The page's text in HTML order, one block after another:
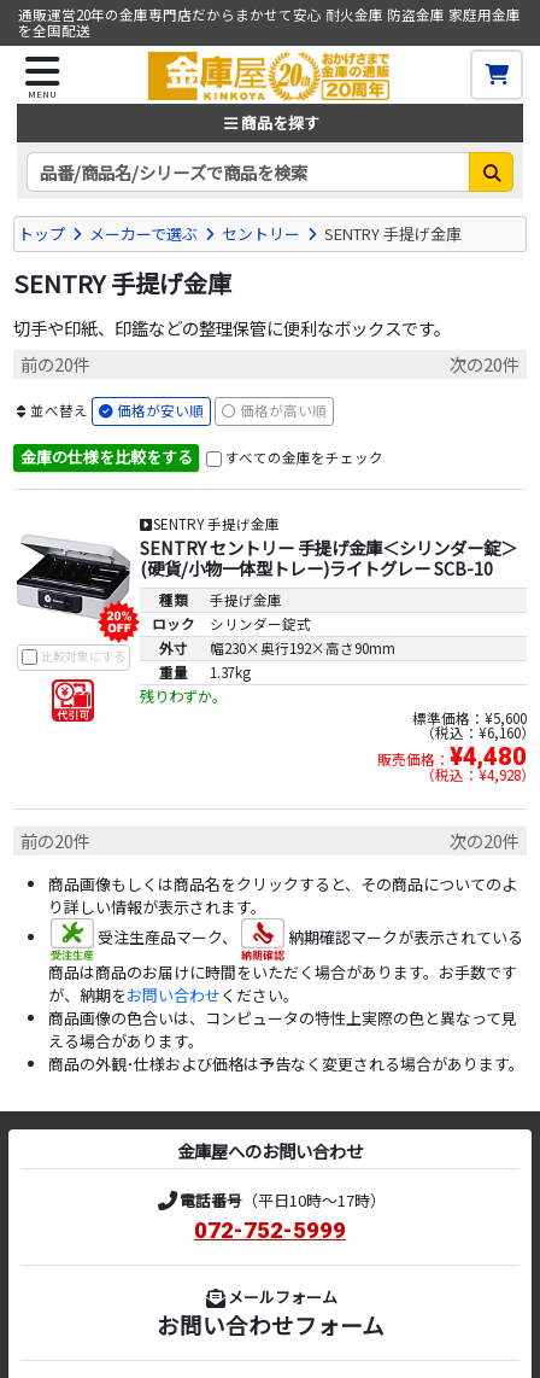
通販運営20年の金庫専門店だからまかせて安心 耐火金庫 防盗金庫 家庭用金庫
を全国配送
MENU
商品を探す
トップ メーカーで選ぶ セントリー SENTRY 手提げ金庫
SENTRY 手提げ金庫
切手や印紙、印鑑などの整理保管に便利なボックスです。
前の20件
次の20件
金庫の仕様を比較をする すべての金庫をチェック
並べ替え 価格が安い順 価格が高い順
比較対象にする
SENTRY 手提げ金庫
SENTRY セントリー 手提げ金庫＜シリンダー錠＞
(硬貨/小物一体型トレー)ライトグレー SCB-10
種類
手提げ金庫
ロック
シリンダー錠式
外寸
幅230×奥行192×高さ90mm
重量
1.37kg
残りわずか。
標準価格：¥5,600
税込：¥6,160
販売価格： ¥4,480
税込：¥4,928
前の20件 次の20件
商品画像もしくは商品名をクリックすると、その商品についてのよ
り詳しい情報が表示されます。
受注生産品マーク、
納期確認マークが表示されている
商品は商品のお届けに時間をいただく場合があります。お手数です
が、納期をお問い合わせください。
商品画像の色合いは、コンピュータの特性上実際の色と異なって見
える場合があります。
商品の外観･仕様および価格は予告なく変更される場合があります。
金庫屋へのお問い合わせ
電話番号（平日10時～17時）
072-752-5999
メールフォーム
お問い合わせフォーム